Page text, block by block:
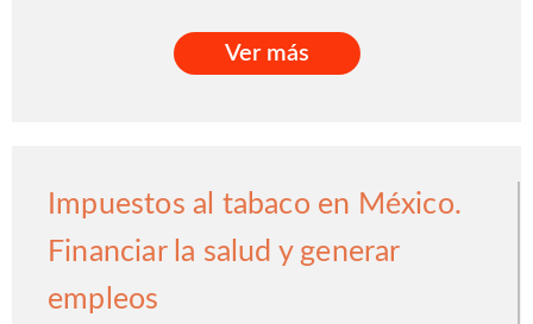
Ver más
Impuestos al tabaco en México.
Financiar la salud y generar
empleos